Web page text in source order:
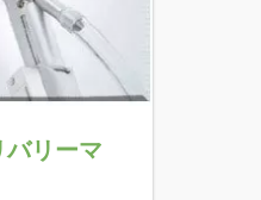
リーマ